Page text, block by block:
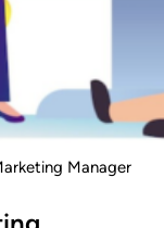
Manager